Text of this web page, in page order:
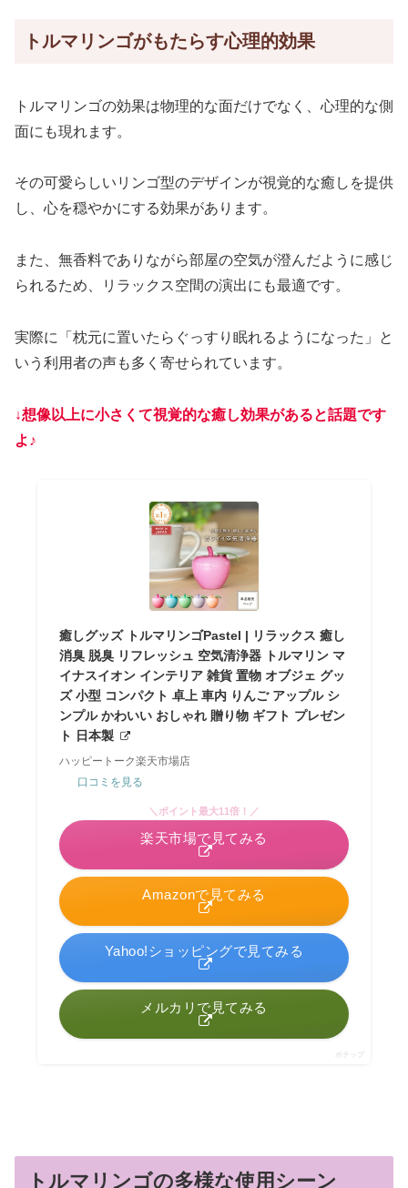
トルマリンゴがもたらす心理的効果
トルマリンゴの効果は物理的な面だけでなく、心理的な側
面にも現れます。
その可愛らしいリンゴ型のデザインが視覚的な癒しを提供
し、心を穏やかにする効果があります。
また、無香料でありながら部屋の空気が澄んだように感じ
られるため、リラックス空間の演出にも最適です。
実際に「枕元に置いたらぐっすり眠れるようになった」と
いう利用者の声も多く寄せられています。
↓想像以上に小さくて視覚的な癒し効果があると話題です
よ ♪
癒しグッズ トルマリンゴPastel | リラックス 癒し
消臭 脱臭 リフレッシュ 空気清浄器 トルマリン マ
イナスイオン インテリア 雑貨 置物 オブジェ グッ
ズ 小型 コンパクト 卓上 車内 りんご アップル シ
ンプル かわいい おしゃれ 贈り物 ギフト プレゼン
ト 日本製
ハッピートーク楽天市場店
口コミを見る
Amazonで見てみる
＼ポイント最大11倍！／
楽天市場で見てみる
Yahoo!ショッピングで見てみる
メルカリで見てみる
ポチップ
トルマリンゴの多様な使用シーン